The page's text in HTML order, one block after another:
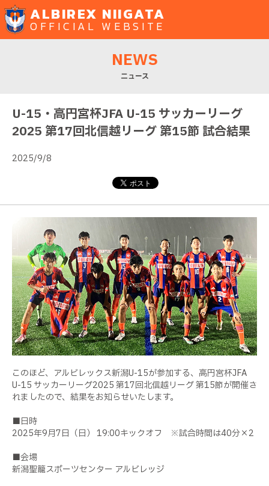
ALBIREX NIIGATA
OFFICIAL WEBSITE
NEWS
ニュース
U-15・高円宮杯JFA U-15 サッカーリーグ
2025 第17回北信越リーグ 第15節 試合結果
2025/9/8
このほど、アルビレックス新潟U-15が参加する、高円宮杯JFA
U-15 サッカーリーグ2025 第17回北信越リーグ 第15節が開催さ
れましたので、結果をお知らせいたします。
■日時
2025年9月7日（日） 19:00キックオフ ※試合時間は40分×2
■会場
新潟聖籠スポーツセンター アルビレッジ